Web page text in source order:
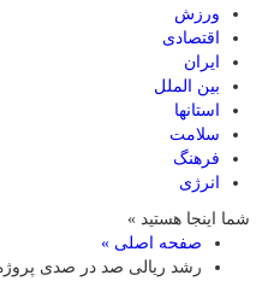
ورزش
اقتصادی
ایران
بین الملل
استانها
سلامت
فرهنگ
انرژی
شما اینجا هستید »
صفحه اصلی »
رشد ریالی صد در صدی